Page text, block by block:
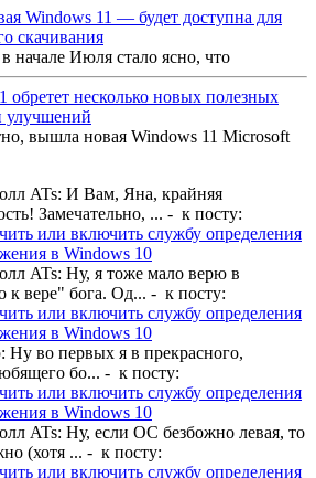
Windows 11 — будет доступна для
скачивания
начале Июля стало ясно, что
обретет несколько новых полезных
улучшений
вышла новая Windows 11 Microsoft
ATs: И Вам, Яна, крайняя
Замечательно, ... - к посту:
или включить службу определения
в Windows 10
ATs: Ну, я тоже мало верю в
к вере" бога. Од... - к посту:
или включить службу определения
в Windows 10
: Ну во первых я в прекрасного,
бо... - к посту:
или включить службу определения
в Windows 10
ATs: Ну, если ОС безбожно левая, то
(хотя ... - к посту:
или включить службу определения